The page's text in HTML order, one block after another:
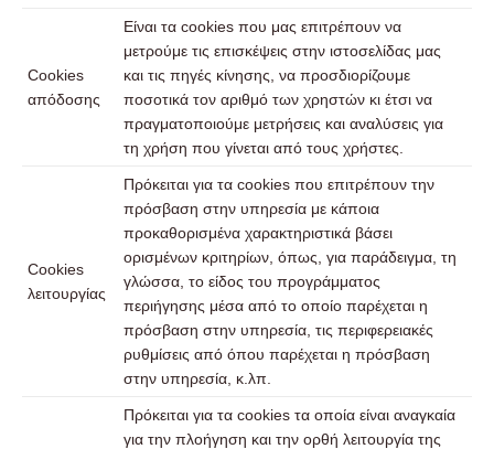
Cookies
απόδοσης
Είναι τα cookies που μας επιτρέπουν να
μετρούμε τις επισκέψεις στην ιστοσελίδας μας
και τις πηγές κίνησης, να προσδιορίζουμε
ποσοτικά τον αριθμό των χρηστών κι έτσι να
πραγματοποιούμε μετρήσεις και αναλύσεις για
τη χρήση που γίνεται από τους χρήστες.
Cookies
λειτουργίας
Πρόκειται για τα cookies που επιτρέπουν την
πρόσβαση στην υπηρεσία με κάποια
προκαθορισμένα χαρακτηριστικά βάσει
ορισμένων κριτηρίων, όπως, για παράδειγμα, τη
γλώσσα, το είδος του προγράμματος
περιήγησης μέσα από το οποίο παρέχεται η
πρόσβαση στην υπηρεσία, τις περιφερειακές
ρυθμίσεις από όπου παρέχεται η πρόσβαση
στην υπηρεσία, κ.λπ.
Πρόκειται για τα cookies τα οποία είναι αναγκαία
για την πλοήγηση και την ορθή λειτουργία της